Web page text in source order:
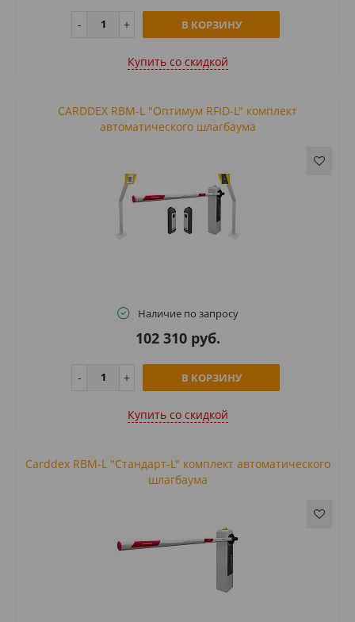
В КОРЗИНУ
Купить cо скидкой
CARDDEX RBM-L "Оптимум RFID-L" комплект
автоматического шлагбаума
Наличие по запросу
102 310 руб.
В КОРЗИНУ
Купить cо скидкой
Carddex RBM-L "Стандарт-L" комплект автоматического
шлагбаума